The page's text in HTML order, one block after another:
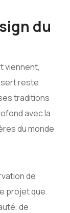
du
viennent,
reste
traditions
avec la
du monde
de
projet que
de